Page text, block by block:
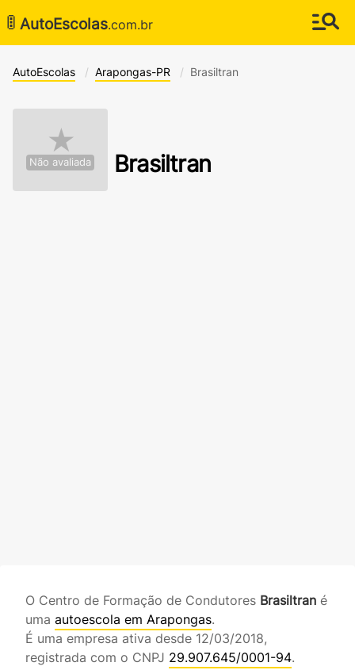
🚦 AutoEscolas.com.br
AutoEscolas Arapongas-PR Brasiltran
★
Não avaliada Brasiltran
O Centro de Formação de Condutores Brasiltran é
uma autoescola em Arapongas.
É uma empresa ativa desde 12/03/2018,
registrada com o CNPJ 29.907.645/0001-94.